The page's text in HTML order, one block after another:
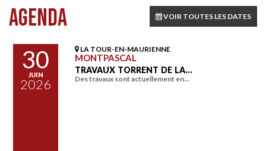
AGENDA VOIR TOUTES LES DATES
30
JUIN
2026
LA TOUR-EN-MAURIENNE
MONTPASCAL
TRAVAUX TORRENT DE LA…
Des travaux sont actuellement en…